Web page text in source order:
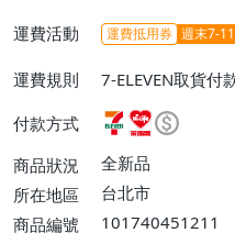
運費活動 運費抵用券 週末7-
運費規則
7-ELEVEN取貨付
或消費滿$1298免
不付款【免運費
運費$60、滿5件
費】、宅配/貨運
付款方式
商品狀況
全新品
所在地區
台北市
商品編號
101740451211